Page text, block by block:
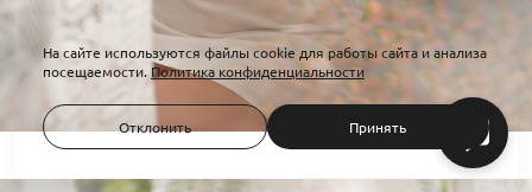
На сайте используются файлы cookie для работы сайта и анализа
посещаемости. Политика конфиденциальности
Отклонить Принять